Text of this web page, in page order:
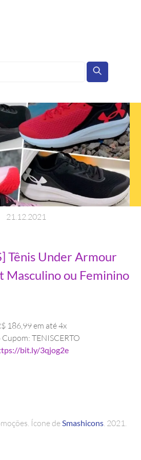
21 12 2021
Tênis Under Armour
Masculino ou Feminino
186,99 em até 4x
TENISCERTO
bit.ly/3qjog2e
Ícone de Smashicons . 2021.